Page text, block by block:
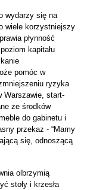
wydarzy się na
wiele korzystniejszy
płynność
kapitału
pomóc w
ryzyka
Warszawie, start-
ze środków
do gabinetu i
przekaz - “Mamy
się, odnoszącą
olbrzymią
stoły i krzesła